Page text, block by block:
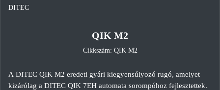
DITEC
QIK M2
Cikkszám: QIK M2
A DITEC QIK M2 eredeti gyári kiegyensúlyozó rugó, amelyet
kizárólag a DITEC QIK 7EH automata sorompóhoz fejlesztettek.